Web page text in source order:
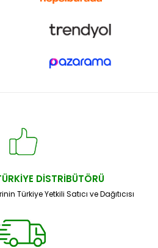
DİSTRİBÜTÖRÜ
Türkiye Yetkili Satıcı ve Dağıtıcısı